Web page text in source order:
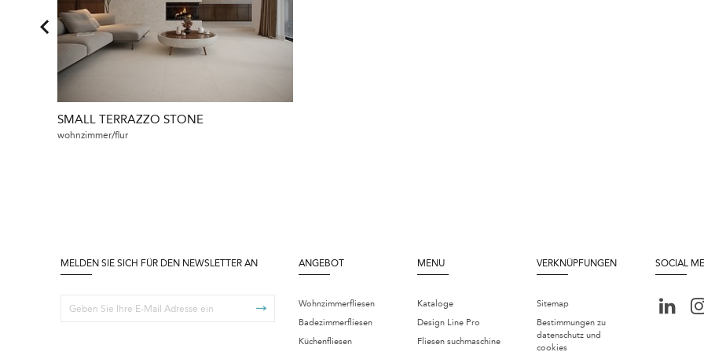
SMALL TERRAZZO STONE
wohnzimmer/flur
MELDEN SIE SICH FÜR DEN NEWSLETTER AN ANGEBOT
Wohnzimmerfliesen
Badezimmerfliesen
Küchenfliesen
MENU
Kataloge
Design Line Pro
Fliesen suchmaschine
VERKNÜPFUNGEN
Sitemap
Bestimmungen zu
datenschutz und
cookies
SOCIAL